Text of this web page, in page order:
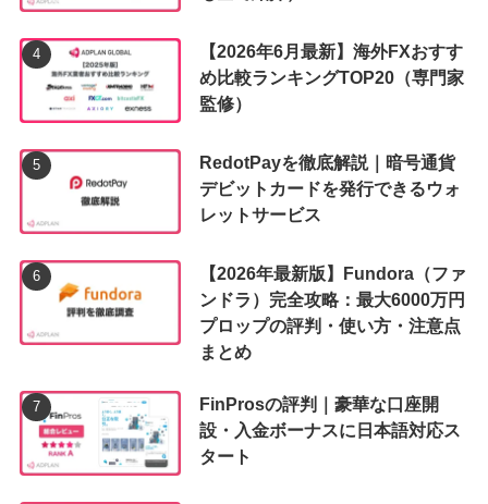
【2026年6月最新】海外FXおすす
め比較ランキングTOP20（専門家
監修）
RedotPayを徹底解説｜暗号通貨
デビットカードを発行できるウォ
レットサービス
【2026年最新版】Fundora（ファ
ンドラ）完全攻略：最大6000万円
プロップの評判・使い方・注意点
まとめ
FinProsの評判｜豪華な口座開
設・入金ボーナスに日本語対応ス
タート